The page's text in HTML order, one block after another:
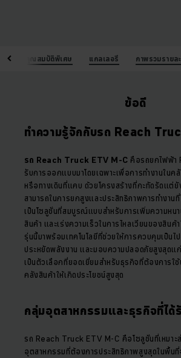
ดี คุณสมบัติพิเศษ แกลเลอรี ภาพรวมรายล
ข้อดี
ทำความรู้จักกับรถ Reach
รถ Reach Truck ETV M-C คือรถยกไฟฟ้า
รับการออกแบบมาโดยเฉพาะเพื่อการทำงานใน
หรือทางเดินที่แคบ ด้วยโครงสร้างที่กะทัดรัดแต่
สามารถในการยกสูงและประสิทธิภาพการทำงาน
เป็นโซลูชั่นที่สมบูรณ์แบบสำหรับการเพิ่มความหน
สินค้า และเร่งความเร็วในการไหลเวียนของสิน
รุ่นนี้มาพร้อมเทคโนโลยีที่ช่วยให้การควบคุมเป็นไ
ประหยัดพลังงาน และมอบความปลอดภัยสูงสุดแ
เป็นตัวเลือกที่ยอดเยี่ยมสำหรับธุรกิจที่ต้องการใ
คลังสินค้าให้เกิดประโยชน์สูงสุด
กลุ่มอุตสาหกรรมและธุรกิจที่ได้
รถ Reach Truck ETV M-C คือโซลูชั่นที่เหมาะ
อุตสาหกรรมที่ต้องการประสิทธิภาพสูงสุดในพื้นที่